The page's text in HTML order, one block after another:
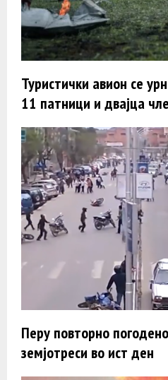
Туристички авион се
11 патници и двајца
Перу повторно
земјотреси во ист ден